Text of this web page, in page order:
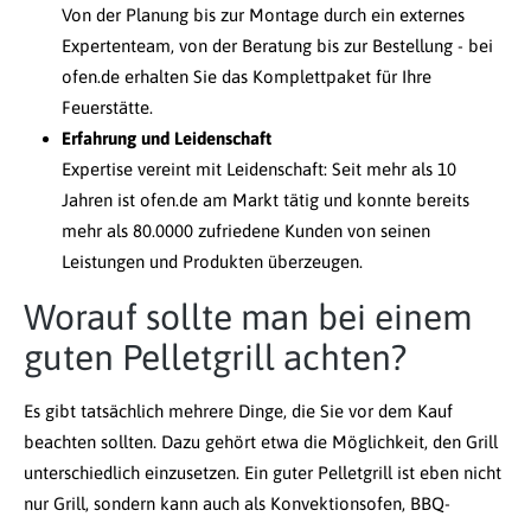
Von der Planung bis zur Montage durch ein externes
Expertenteam, von der Beratung bis zur Bestellung - bei
ofen.de erhalten Sie das Komplettpaket für Ihre
Feuerstätte.
Erfahrung und Leidenschaft
Expertise vereint mit Leidenschaft: Seit mehr als 10
Jahren ist ofen.de am Markt tätig und konnte bereits
mehr als 80.0000 zufriedene Kunden von seinen
Leistungen und Produkten überzeugen.
Worauf sollte man bei einem
guten Pelletgrill achten?
Es gibt tatsächlich mehrere Dinge, die Sie vor dem Kauf
beachten sollten. Dazu gehört etwa die Möglichkeit, den Grill
unterschiedlich einzusetzen. Ein guter Pelletgrill ist eben nicht
nur Grill, sondern kann auch als Konvektionsofen, BBQ-